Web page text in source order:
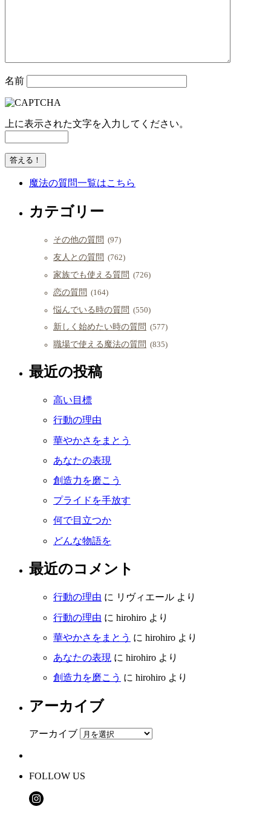
名前
上に表示された文字を入力してください。
魔法の質問一覧はこちら
カテゴリー
その他の質問 (97)
友人との質問 (762)
家族でも使える質問 (726)
恋の質問 (164)
悩んでいる時の質問 (550)
新しく始めたい時の質問 (577)
職場で使える魔法の質問 (835)
最近の投稿
高い目標
行動の理由
華やかさをまとう
あなたの表現
創造力を磨こう
プライドを手放す
何で目立つか
どんな物語を
最近のコメント
行動の理由 に リヴィエール より
行動の理由 に hirohiro より
華やかさをまとう に hirohiro より
あなたの表現 に hirohiro より
創造力を磨こう に hirohiro より
アーカイブ
アーカイブ
FOLLOW US